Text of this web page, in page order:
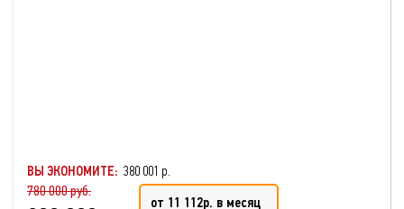
ВЫ ЭКОНОМИТЕ: 380 001 р.
780 000 руб.
от 11 112р. в месяц